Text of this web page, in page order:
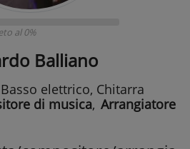
al 0%
Balliano
elettrico, Chitarra
di musica, Arrangiatore